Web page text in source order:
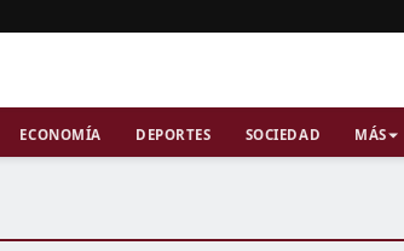
ECONOMÍA DEPORTES SOCIEDAD MÁS